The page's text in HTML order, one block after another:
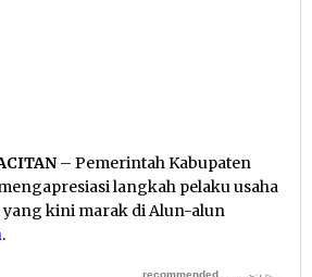
– Pemerintah Kabupaten
langkah pelaku usaha
yang kini marak di Alun-alun
.